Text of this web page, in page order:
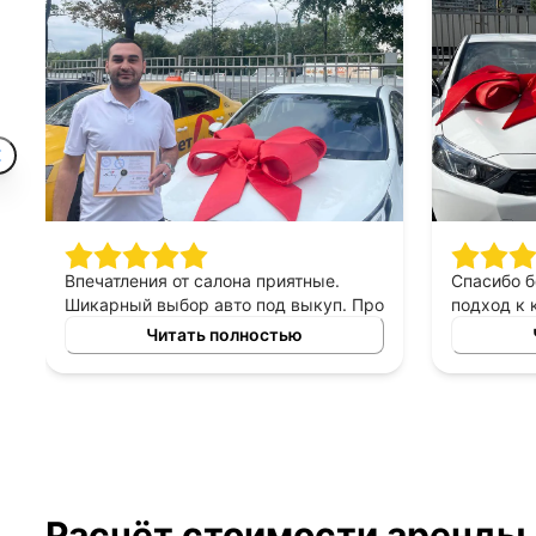
Впечатления от салона приятные.
Шикарный выбор авто под выкуп. Про
персонал могу сказать только
хорошее, приятны в общении,
терпеливые, помогают сделать
Читать полностью
Спасибо
подход к
выборе
выкуп,
который